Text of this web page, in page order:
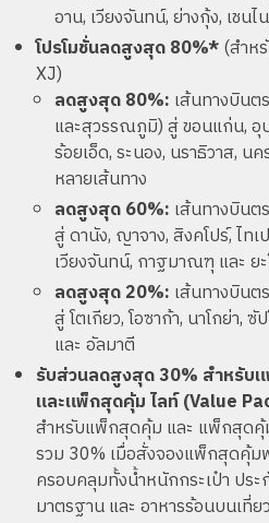
อาน, เวียงจันทน์, ย่างกุ้ง, เชน
โปรโมชั่นลดสูงสุด 80%*(สำห
XJ)
ลดสูงสุด 80%: เส้นทางบินต
และสุวรรณภูมิ) สู่ ขอนแก่น, อุ
ร้อยเอ็ด, ระนอง, นราธิวาส, น
หลายเส้นทาง
ลดสูงสุด 60%: เส้นทางบินต
สู่ ดานัง, ญาจาง, สิงคโปร์, ไทเ
เวียงจันทน์, กาฐมาณฑุ และ ย
ลดสูงสุด 20%: เส้นทางบินต
สู่ โตเกียว, โอซาก้า, นาโกย่า, ซั
และ อัลมาตี
รับส่วนลดสูงสุด 30% สำหรับ
และแพ็กสุดคุ้ม ไลท์ (Value
สำหรับแพ็กสุดคุ้ม และ แพ็กสุด
รวม 30% เมื่อสั่งจองแพ็กสุดคุ้ม
ครอบคลุมทั้งน้ำหนักกระเป๋า ประ
มาตรฐาน และ อาหารร้อนบนเที่